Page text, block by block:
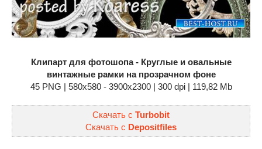
Клипарт для фотошопа - Круглые и овальные
винтажные рамки на прозрачном фоне
45 PNG | 580x580 - 3900x2300 | 300 dpi | 119,82 Mb
Скачать с Turbobit
Скачать с Depositfiles